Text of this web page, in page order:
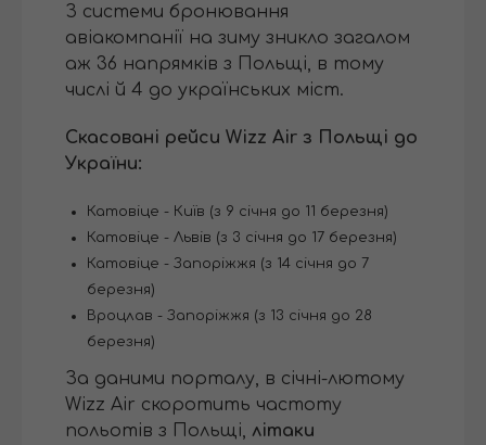
З системи бронювання
авіакомпанії на зиму зникло загалом
аж 36 напрямків з Польщі, в тому
числі й 4 до українських міст.
Скасовані рейси Wizz Air з Польщі до
України:
Катовіце - Київ (з 9 січня до 11 березня)
Катовіце - Львів (з 3 січня до 17 березня)
Катовіце - Запоріжжя (з 14 січня до 7
березня)
Вроцлав - Запоріжжя (з 13 січня до 28
березня)
За даними порталу, в січні-лютому
Wizz Air скоротить частоту
польотів з Польщі,
літаки